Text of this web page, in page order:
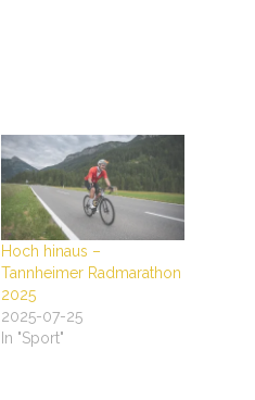
Hoch hinaus –
Tannheimer Radmarathon
2025
2025-07-25
In "Sport"